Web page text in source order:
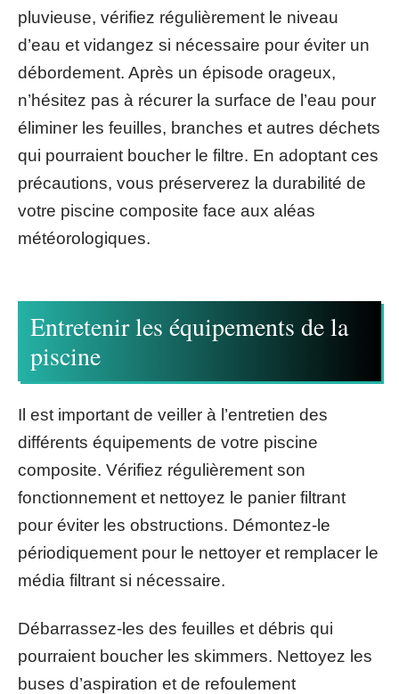
pluvieuse, vérifiez régulièrement le niveau
d’eau et vidangez si nécessaire pour éviter un
débordement. Après un épisode orageux,
n’hésitez pas à récurer la surface de l’eau pour
éliminer les feuilles, branches et autres déchets
qui pourraient boucher le filtre. En adoptant ces
précautions, vous préserverez la durabilité de
votre piscine composite face aux aléas
météorologiques.
Entretenir les équipements de la
piscine
Il est important de veiller à l’entretien des
différents équipements de votre piscine
composite. Vérifiez régulièrement son
fonctionnement et nettoyez le panier filtrant
pour éviter les obstructions. Démontez-le
périodiquement pour le nettoyer et remplacer le
média filtrant si nécessaire.
Débarrassez-les des feuilles et débris qui
pourraient boucher les skimmers. Nettoyez les
buses d’aspiration et de refoulement